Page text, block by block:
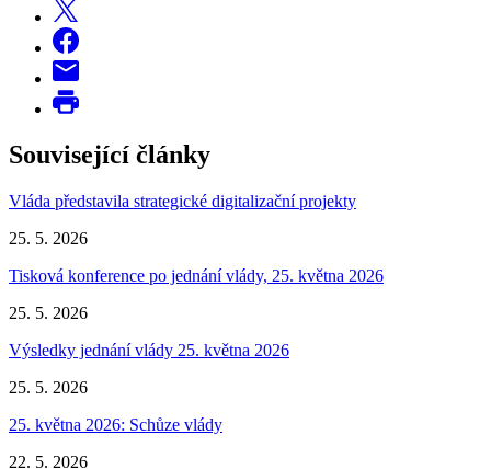
Související články
Vláda představila strategické digitalizační projekty
25. 5. 2026
Tisková konference po jednání vlády, 25. května 2026
25. 5. 2026
Výsledky jednání vlády 25. května 2026
25. 5. 2026
25. května 2026: Schůze vlády
22. 5. 2026